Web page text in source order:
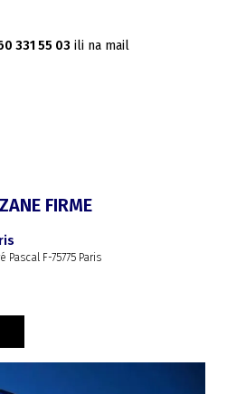
331 55 03 ili na mail
FIRME
Pascal F-75775 Paris